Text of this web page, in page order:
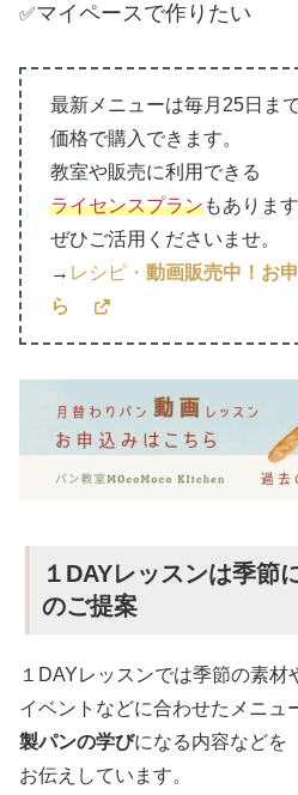
✅マイペースで作りたい
最新メニューは毎月25日ま
価格で購入できます。
教室や販売に利用できる
ライセンスプランもあります
ぜひご活用くださいませ。
→ レシピ・ 動画販売中！お
ら
１DAYレッスンは季節
のご提案
１DAYレッスンでは季節の素材
イベントなどに合わせたメニュ
製パンの学びになる内容などを
お伝えしています。